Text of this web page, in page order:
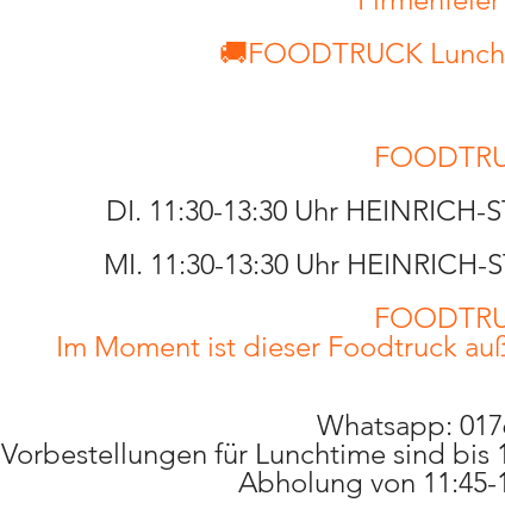
🚚FOODTRUCK
DI. 11:30-13:30 Uhr HEINRICH-
MI. 11:30-13:30 Uhr HEINRICH-
Im Moment ist dieser Foodtruck
Whatsapp:
Vorbestellungen für Lunchtime sind bis
Abholung von